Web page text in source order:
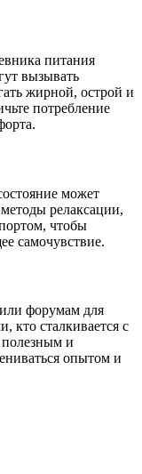
питания
вызывать
жирной, острой и
потребление
может
релаксации,
чтобы
самочувствие.
форумам для
кто сталкивается с
и
опытом и